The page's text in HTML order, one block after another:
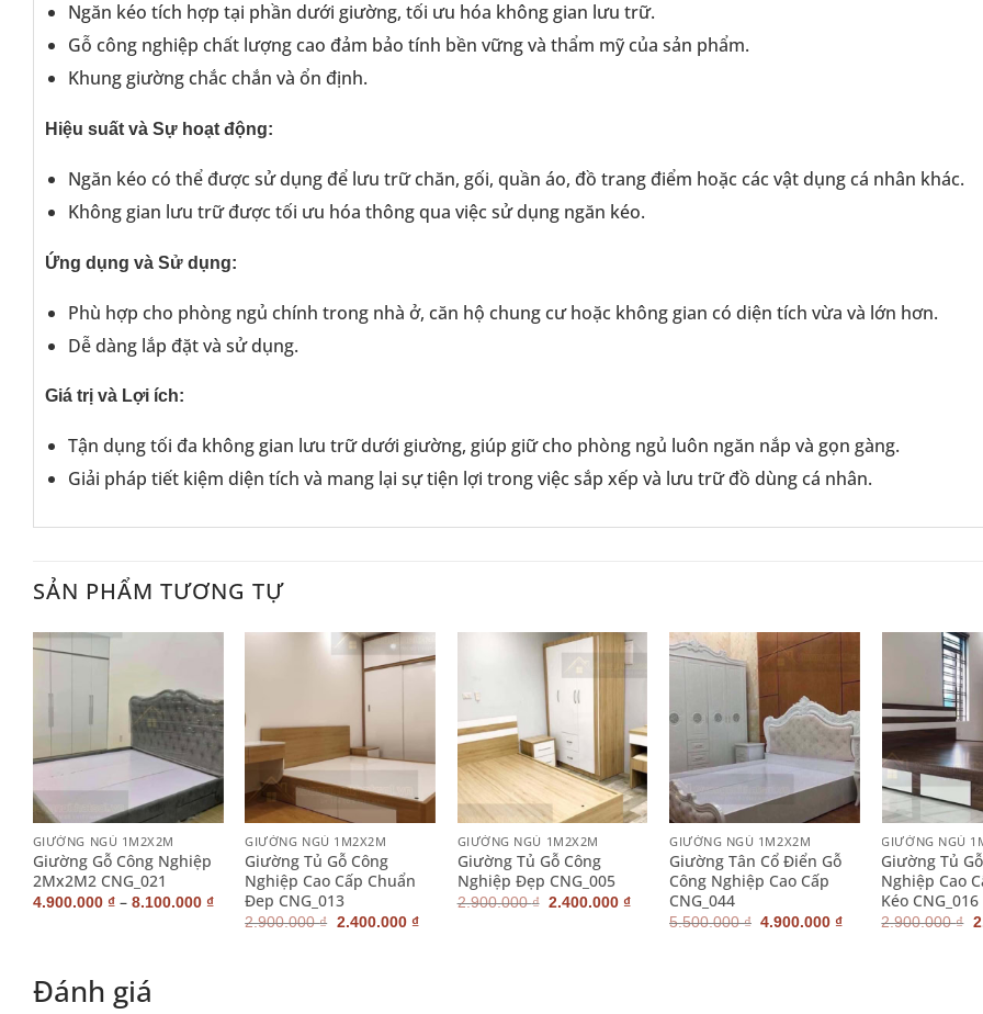
Ngăn kéo tích hợp tại phần dưới giường, tối ưu hóa không gian lưu trữ.
Gỗ công nghiệp chất lượng cao đảm bảo tính bền vững và thẩm mỹ của sản phẩm.
Khung giường chắc chắn và ổn định.
Hiệu suất và Sự hoạt động:
Ngăn kéo có thể được sử dụng để lưu trữ chăn, gối, quần áo, đồ trang điểm hoặc các vật dụng cá nhân khác.
Không gian lưu trữ được tối ưu hóa thông qua việc sử dụng ngăn kéo.
Ứng dụng và Sử dụng:
Phù hợp cho phòng ngủ chính trong nhà ở, căn hộ chung cư hoặc không gian có diện tích vừa và lớn hơn.
Dễ dàng lắp đặt và sử dụng.
Giá trị và Lợi ích:
Tận dụng tối đa không gian lưu trữ dưới giường, giúp giữ cho phòng ngủ luôn ngăn nắp và gọn gàng.
Giải pháp tiết kiệm diện tích và mang lại sự tiện lợi trong việc sắp xếp và lưu trữ đồ dùng cá nhân.
SẢN PHẨM TƯƠNG TỰ
GIƯỜNG NGỦ 1M2X2M
Giường Gỗ Công Nghiệp
2Mx2M2 CNG_021
4.900.000 ₫– 8.100.000 ₫
+
GIƯỜNG NGỦ 1M2X2M
Giường Tủ Gỗ Công
Nghiệp Cao Cấp Chuẩn
Đep CNG_013
2.900.000₫ Giá
2.400.000 ₫Giá
+
GIƯỜNG NGỦ 1M2X2M
Giường Tủ Gỗ Công
Nghiệp Đẹp CNG_005
2.900.000₫ Giá
2.400.000 ₫Giá
+
GIƯỜNG NGỦ 1M2X2M
Giường Tân Cổ Điển Gỗ
Công Nghiệp Cao Cấp
CNG_044
5.500.000₫ Giá
4.900.000₫
+
GIƯỜNG NGỦ
Giường Tủ
Nghiệp Cao
Kéo CNG_016
2.900.000₫
₫.
Đánh giá